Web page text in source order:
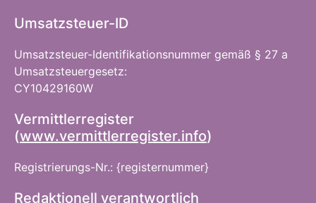
Umsatzsteuer-ID
Umsatzsteuer-Identifikationsnummer gemäß § 27 a
Umsatzsteuergesetz:
CY10429160W
Vermittlerregister
(www.vermittlerregister.info)
Registrierungs-Nr.: {registernummer}
Redaktionell verantwortlich